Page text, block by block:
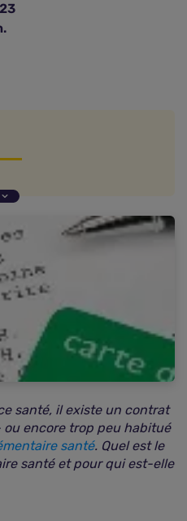
protection ciblée sur-
santé, il existe un contrat
encore trop peu habitué
santé. Quel est le
santé et pour qui est-elle